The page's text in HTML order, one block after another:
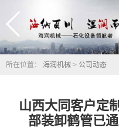
所在位置： 海润机械 > 公司动态
山西大同客户定
部装卸鹤管已